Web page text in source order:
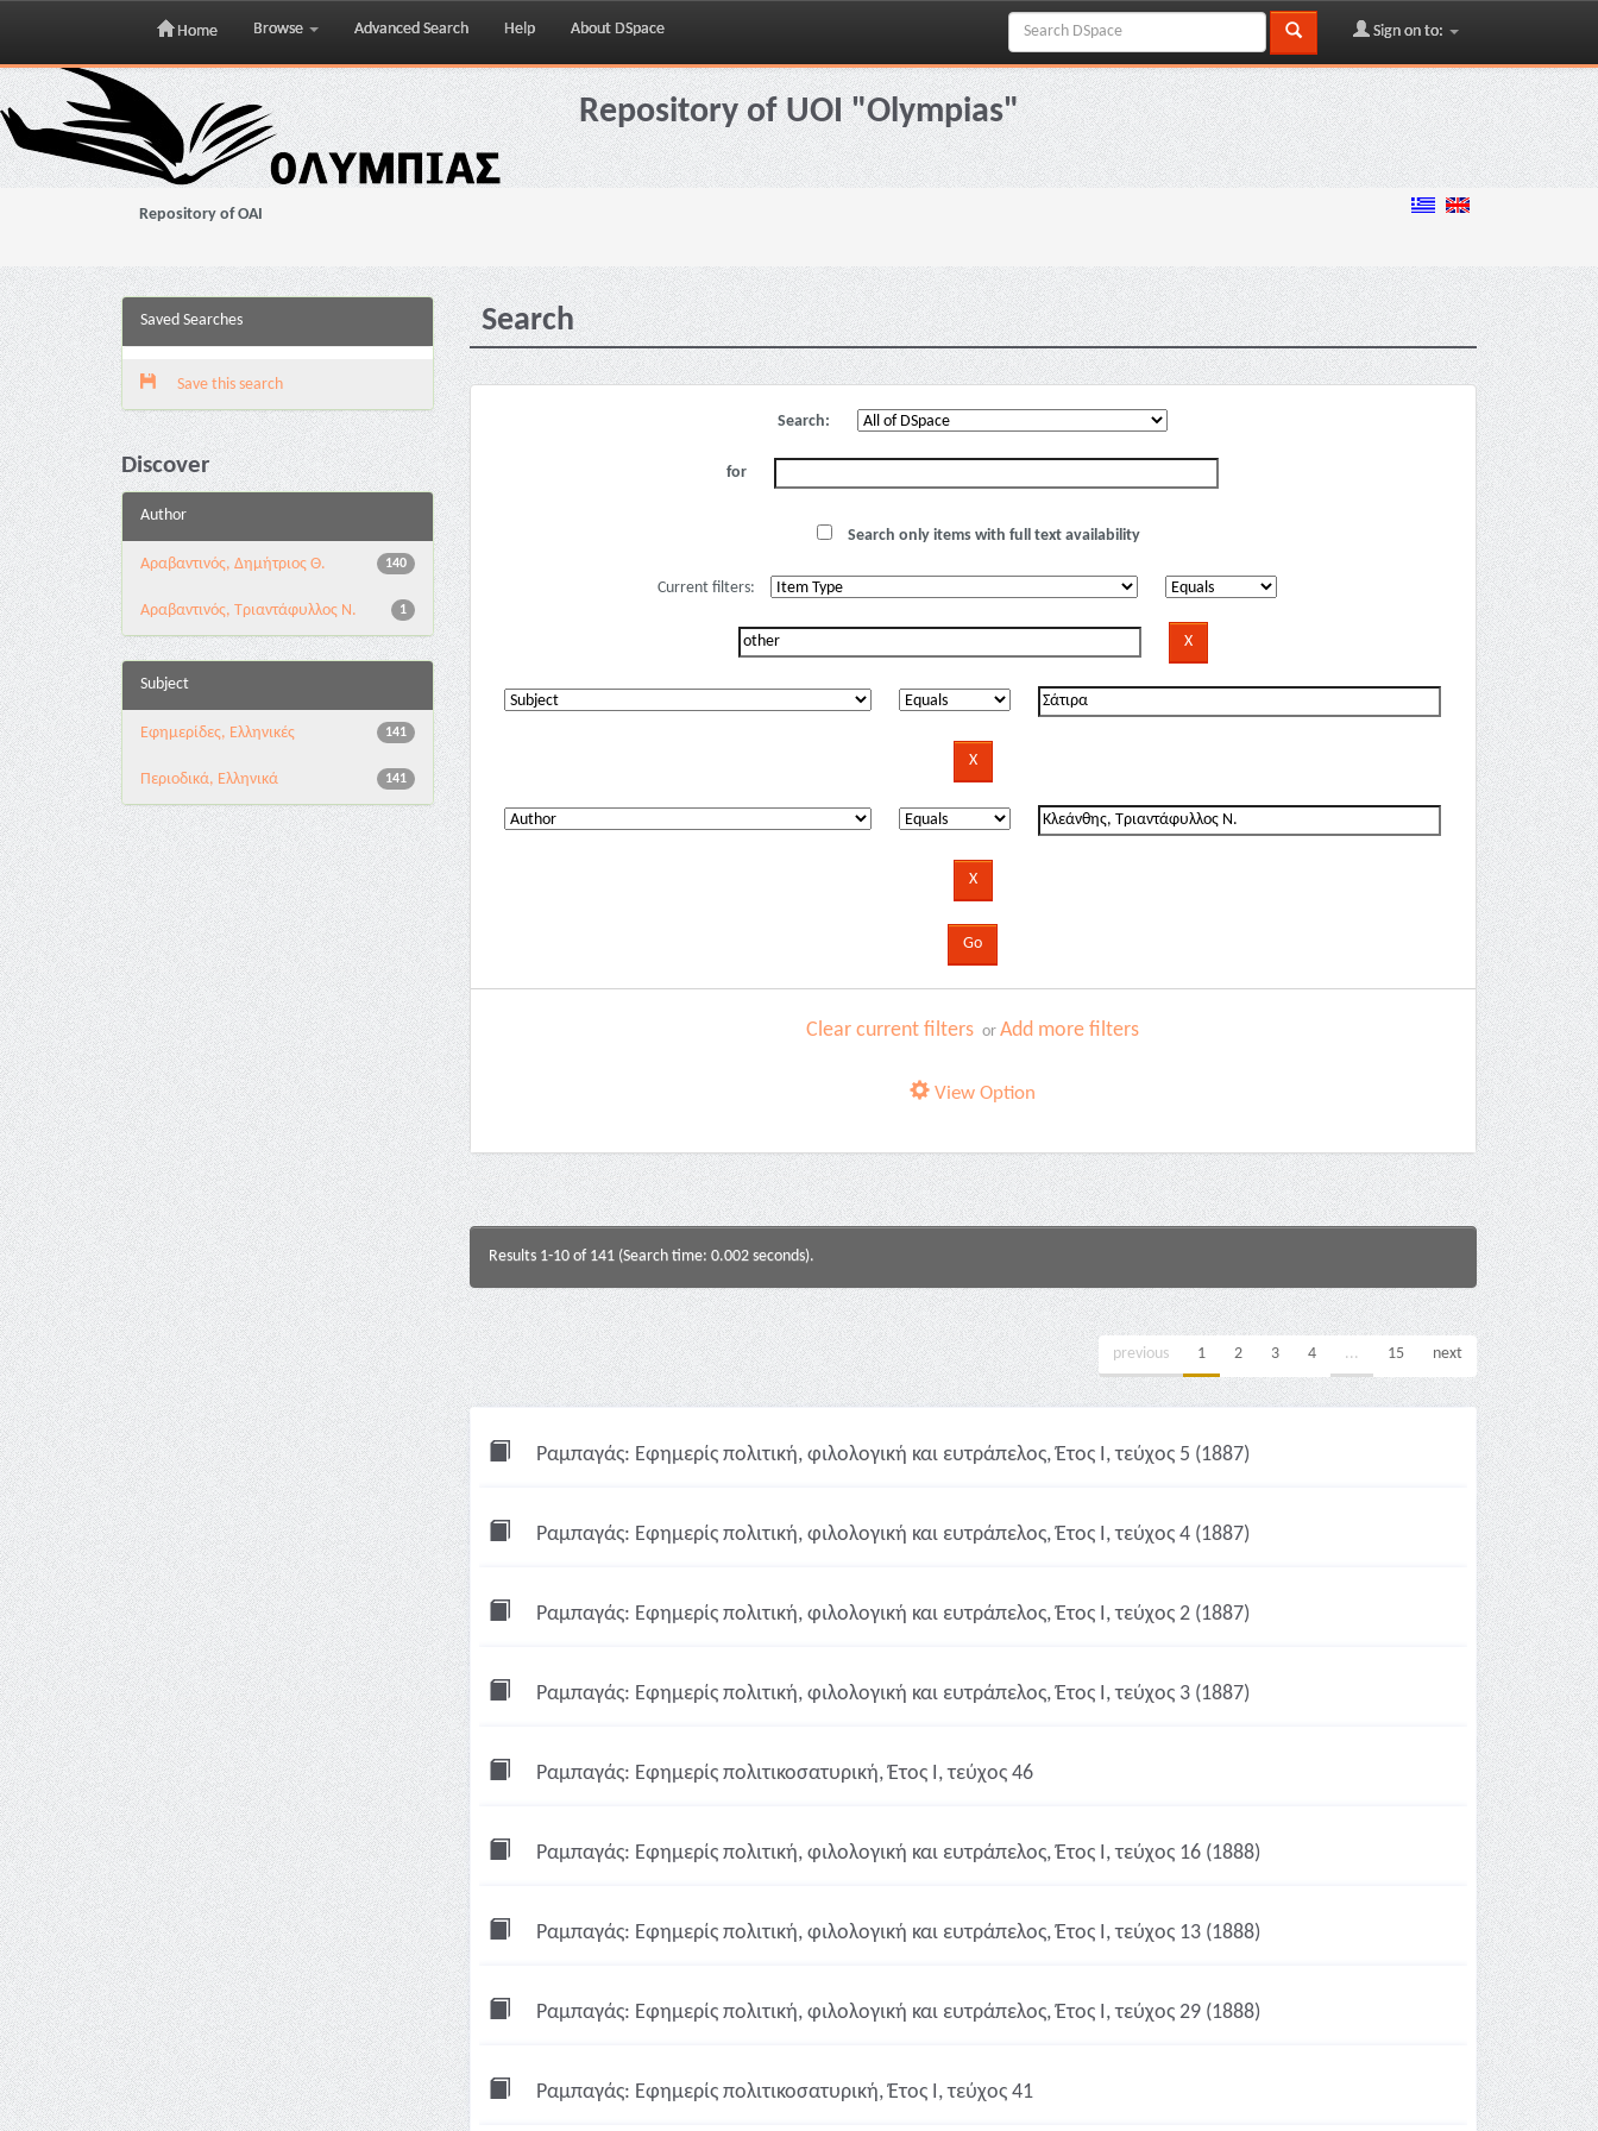
Skip
navigation
Home Browse Advanced Search Help About DSpace Sign on to:
Repository of UOI "Olympias"
Repository of OAI
Saved Searches
Save this search
Discover
Author
140
Αραβαντινός, Δημήτριος Θ.
1
Αραβαντινός, Τριαντάφυλλος Ν.
Subject
141
Εφημερίδες, Ελληνικές
141
Περιοδικά, Ελληνικά
Search
Search:
for
Search only items with full text availability
Current filters:
Clear current filters orAdd more filters
View Option
Results 1-10 of 141 (Search time: 0.002 seconds).
previous 1 2 3 4 ... 15 next
Ραμπαγάς: Εφημερίς πολιτική, φιλολογική και ευτράπελος, Έτος Ι, τεύχος 5 (1887)
Ραμπαγάς: Εφημερίς πολιτική, φιλολογική και ευτράπελος, Έτος Ι, τεύχος 4 (1887)
Ραμπαγάς: Εφημερίς πολιτική, φιλολογική και ευτράπελος, Έτος Ι, τεύχος 2 (1887)
Ραμπαγάς: Εφημερίς πολιτική, φιλολογική και ευτράπελος, Έτος Ι, τεύχος 3 (1887)
Ραμπαγάς: Εφημερίς πολιτικοσατυρική, Έτος Ι, τεύχος 46
Ραμπαγάς: Εφημερίς πολιτική, φιλολογική και ευτράπελος, Έτος Ι, τεύχος 16 (1888)
Ραμπαγάς: Εφημερίς πολιτική, φιλολογική και ευτράπελος, Έτος Ι, τεύχος 13 (1888)
Ραμπαγάς: Εφημερίς πολιτική, φιλολογική και ευτράπελος, Έτος Ι, τεύχος 29 (1888)
Ραμπαγάς: Εφημερίς πολιτικοσατυρική, Έτος Ι, τεύχος 41